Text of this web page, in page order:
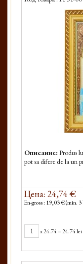
Описание: Produs
pot sa difere de la un
Цена: 24,74 €
En-gross : 19,03 € (min. 3
x24.74=24.74 lei